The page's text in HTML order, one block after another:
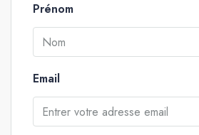
Prénom
Email